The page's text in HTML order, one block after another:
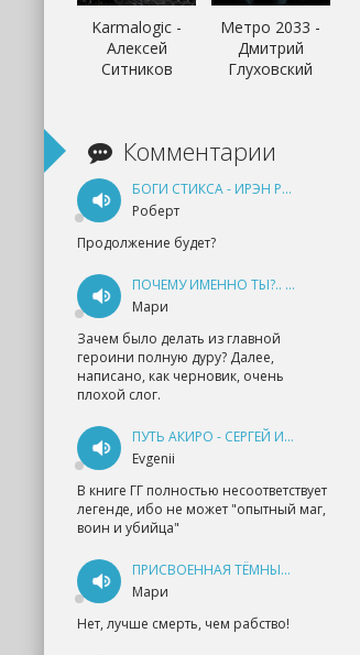
Karmalogic -
Алексей
Ситников
Метро 2033 -
Дмитрий
Глуховский
Комментарии
БОГИ СТИКСА - ИРЭН РУДКЕВИЧ
Роберт
Продолжение будет?
ПОЧЕМУ ИМЕННО ТЫ?.. КНИГА 1 - ЕКАТЕРИНА ЮДИНА
Мари
Зачем было делать из главной
героини полную дуру? Далее,
написано, как черновик, очень
плохой слог.
ПУТЬ АКИРО - СЕРГЕЙ ИЗМАЙЛОВ
Evgenii
В книге ГГ полностью несоответствует
легенде, ибо не может "опытный маг,
воин и убийца"
ПРИСВОЕННАЯ ТЁМНЫМ. ПРОКЛЯТАЯ ЛЮБОВЬ - АННА ГЕРР
Мари
Нет, лучше смерть, чем рабство!